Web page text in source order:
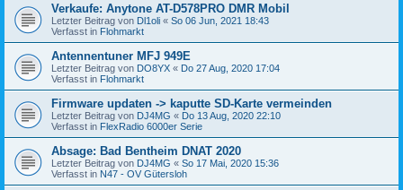
Verkaufe: Anytone AT-D578PRO DMR Mobil
Letzter Beitrag von Dl1oli « So 06 Jun, 2021 18:43
Verfasst in Flohmarkt
Antennentuner MFJ 949E
Letzter Beitrag von DO8YX « Do 27 Aug, 2020 17:04
Verfasst in Flohmarkt
Firmware updaten -> kaputte SD-Karte vermeinden
Letzter Beitrag von DJ4MG « Do 13 Aug, 2020 22:10
Verfasst in FlexRadio 6000er Serie
Absage: Bad Bentheim DNAT 2020
Letzter Beitrag von DJ4MG « So 17 Mai, 2020 15:36
Verfasst in N47 - OV Gütersloh